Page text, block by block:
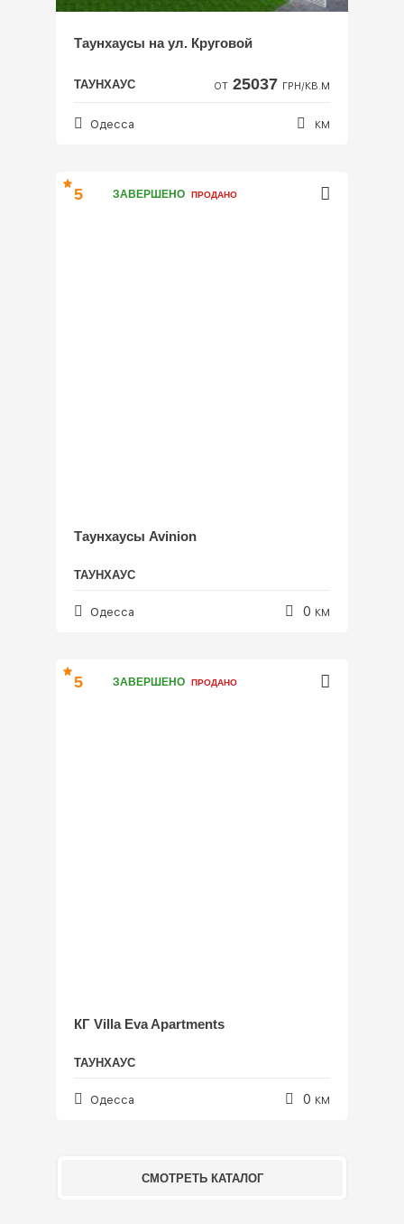
Таунхаусы на ул. Круговой
ТАУНХАУС ОТ 25037 ГРН/КВ.М
Одесса КМ
5 ЗАВЕРШЕНО ПРОДАНО
Таунхаусы Avinion
ТАУНХАУС
Одесса 0 КМ
5 ЗАВЕРШЕНО ПРОДАНО
КГ Villa Eva Apartments
ТАУНХАУС
Одесса 0 КМ
СМОТРЕТЬ КАТАЛОГ